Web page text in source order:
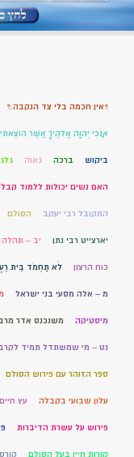
?אין חכמה בלי צד הנקבה.?
אָנֹכִי יְהוָה אֱלֹהֶיךָ אֲשֶׁר
ביקוש ברכה גאוה
האם נשים יכולות ללמוד
המקובל רבי יעקב הסולם
יארצייט רבי נתן יב – תהלה
כוח הרצון לֹא תַחְמֹד בֵּית
מ – אלה מסעי בני ישראל
מיסטיקה משנכנס אדר
נט – מי שמשתדל תמיד
ספר הזוהר עם פירוש הסולם
עלון שבועי בקבלה עץ חיים
פירוש על עשרת הדיברות
קורות חייו בעל הסולם